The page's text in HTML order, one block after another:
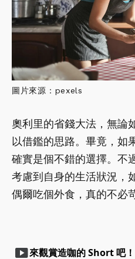
圖片來源：pexels
奧利里的省錢大法，無論
以借鑑的思路。畢竟，如
確實是個不錯的選擇。不
考慮到自身的生活狀況，
偶爾吃個外食，真的不必
smart_display來觀賞造咖的 Short 吧！